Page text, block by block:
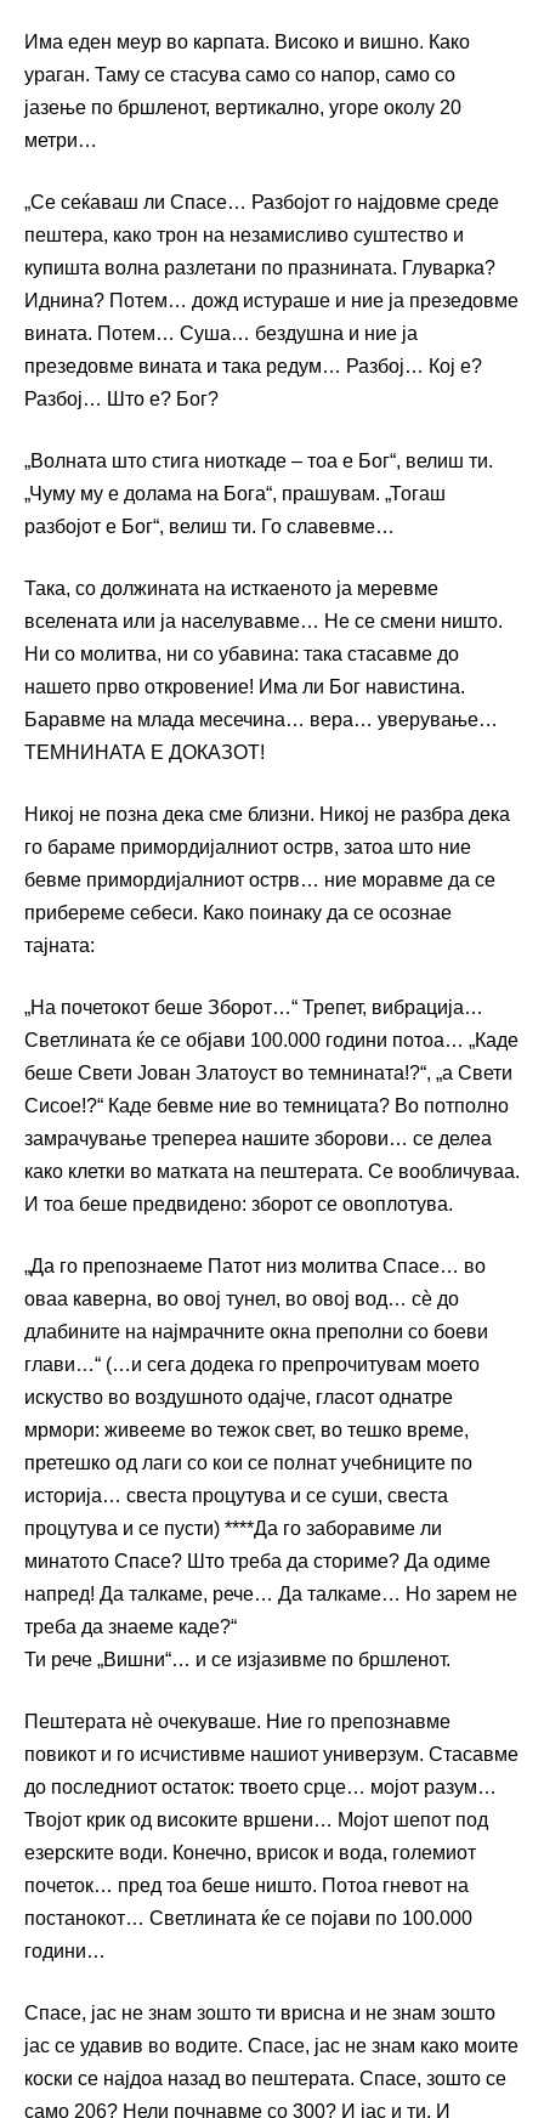
Има еден меур во карпата. Високо и вишно. Како
ураган. Таму се стасува само со напор, само со
јазење по бршленот, вертикално, угоре околу 20
метри…
„Се сеќаваш ли Спасе… Разбојот го најдовме среде
пештера, како трон на незамисливо суштество и
купишта волна разлетани по празнината. Глуварка?
Иднина? Потем… дожд истураше и ние ја презедовме
вината. Потем… Суша… бездушна и ние ја
презедовме вината и така редум… Разбој… Кој е?
Разбој… Што е? Бог?
„Волната што стига ниоткаде – тоа е Бог“, велиш ти.
„Чуму му е долама на Бога“, прашувам. „Тогаш
разбојот е Бог“, велиш ти. Го славевме…
Така, со должината на исткаеното ја меревме
вселената или ја населувавме… Не се смени ништо.
Ни со молитва, ни со убавина: така стасавме до
нашето прво откровение! Има ли Бог навистина.
Баравме на млада месечина… вера… уверување…
ТЕМНИНАТА Е ДОКАЗОТ!
Никој не позна дека сме близни. Никој не разбра дека
го бараме примордијалниот острв, затоа што ние
бевме примордијалниот острв… ние моравме да се
прибереме себеси. Како поинаку да се осознае
тајната:
„На почетокот беше Зборот…“ Трепет, вибрација…
Светлината ќе се објави 100.000 години потоа… „Каде
беше Свети Јован Златоуст во темнината!?“, „а Свети
Сисое!?“ Каде бевме ние во темницата? Во потполно
замрачување трепереа нашите зборови… се делеа
како клетки во матката на пештерата. Се вообличуваа.
И тоа беше предвидено: зборот се овоплотува.
„Да го препознаеме Патот низ молитва Спасе… во
оваа каверна, во овој тунел, во овој вод… сѐ до
длабините на најмрачните окна преполни со боеви
глави…“ (…и сега додека го препрочитувам моето
искуство во воздушното одајче, гласот однатре
мрмори: живееме во тежок свет, во тешко време,
претешко од лаги со кои се полнат учебниците по
историја… свеста процутува и се суши, свеста
процутува и се пусти) ****Да го заборавиме ли
минатото Спасе? Што треба да сториме? Да одиме
напред! Да талкаме, рече… Да талкаме… Но зарем не
треба да знаеме каде?“
Ти рече „Вишни“… и се изјазивме по бршленот.
Пештерата нѐ очекуваше. Ние го препознавме
повикот и го исчистивме нашиот универзум. Стасавме
до последниот остаток: твоето срце… мојот разум…
Твојот крик од високите вршени… Мојот шепот под
езерските води. Конечно, врисок и вода, големиот
почеток… пред тоа беше ништо. Потоа гневот на
постанокот… Светлината ќе се појави по 100.000
години…
Спасе, јас не знам зошто ти врисна и не знам зошто
јас се удавив во водите. Спасе, јас не знам како моите
коски се најдоа назад во пештерата. Спасе, зошто се
само 206? Нели почнавме со 300? И јас и ти. И